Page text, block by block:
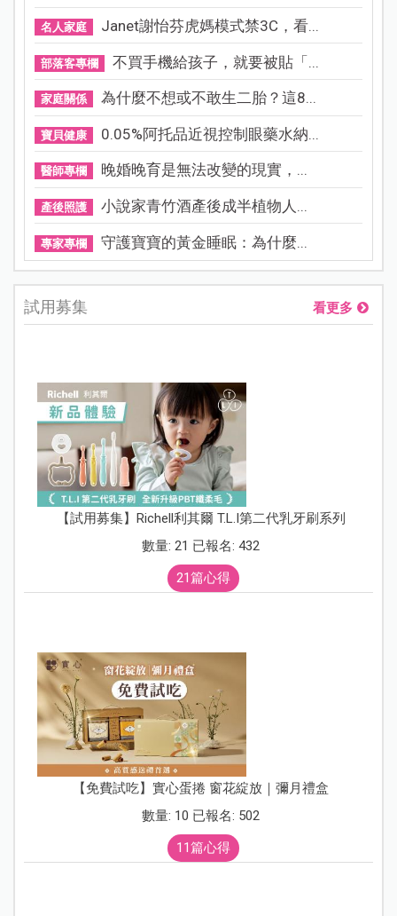
名人家庭 Janet謝怡芬虎媽模式禁3C，看...
部落客專欄 不買手機給孩子，就要被貼「...
家庭關係 為什麼不想或不敢生二胎？這8...
寶貝健康 0.05%阿托品近視控制眼藥水納...
醫師專欄 晚婚晚育是無法改變的現實，...
產後照護 小說家青竹酒產後成半植物人...
專家專欄 守護寶寶的黃金睡眠：為什麼...
試用募集 看更多
【試用募集】Richell利其爾 T.L.I第二代乳牙刷系列
數量: 21 已報名: 432
21篇心得
【免費試吃】實心蛋捲 窗花綻放｜彌月禮盒
數量: 10 已報名: 502
11篇心得